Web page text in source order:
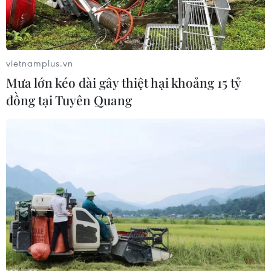
Một nhà máy sản xuất thép tại tỉnh Hà Bắc, Trung Quốc. (Ảnh:
THX/TTXVN)
AFP đưa tin ngày 2/6, Trung Quốc tuyên bố
"kiên quyết bác bỏ" cáo buộc của Mỹ rằng nước
này đã vi phạm một thỏa thuận đạt được vào
vietnamplus.vn
Mưa lớn kéo dài gây thiệt hại khoảng 15 tỷ
đồng tại Tuyên Quang